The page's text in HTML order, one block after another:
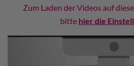
Zum Laden der Videos auf
bitte hier die